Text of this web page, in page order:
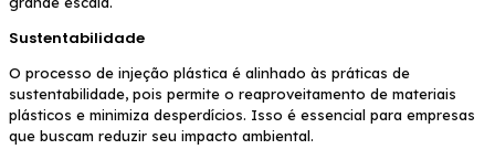
Sustentabilidade
O processo de injeção plástica é alinhado às práticas de
sustentabilidade, pois permite o reaproveitamento de materiais
plásticos e minimiza desperdícios. Isso é essencial para empresas
que buscam reduzir seu impacto ambiental.